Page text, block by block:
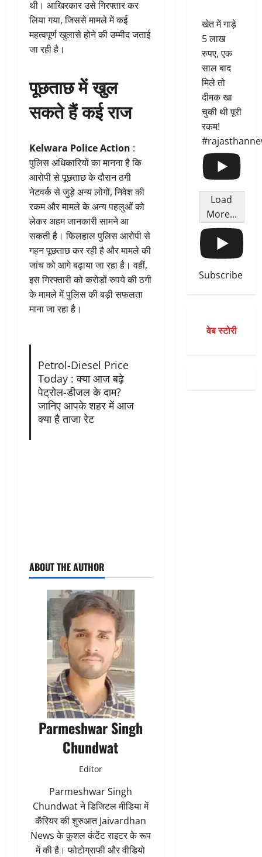
थी। आखिरकार उसे गिरफ्तार कर
लिया गया, जिससे मामले में कई
महत्वपूर्ण खुलासे होने की उम्मीद जताई
जा रही है।
पूछताछ में खुल
सकते हैं कई राज
Kelwara Police Action :
पुलिस अधिकारियों का मानना है कि
आरोपी से पूछताछ के दौरान ठगी
नेटवर्क से जुड़े अन्य लोगों, निवेश की
रकम और मामले के अन्य पहलुओं को
लेकर अहम जानकारी सामने आ
सकती है। फिलहाल पुलिस आरोपी से
गहन पूछताछ कर रही है और मामले की
जांच को आगे बढ़ाया जा रहा है। वहीं,
इस गिरफ्तारी को करोड़ों रुपये की ठगी
के मामले में पुलिस की बड़ी सफलता
माना जा रहा है।
Petrol-Diesel Price
Today : क्या आज बढ़े
पेट्रोल-डीजल के दाम?
जानिए आपके शहर में आज
क्या है ताजा रेट
ABOUT THE AUTHOR
Parmeshwar Singh
Chundwat
Editor
Parmeshwar Singh
Chundwat ने डिजिटल मीडिया में
कॅरियर की शुरुआत Jaivardhan
News के कुशल कंटेंट राइटर के रूप
में की है। फोटोग्राफी और वीडियो
खेत में गाड़े
5 लाख
रुपए, एक
साल बाद
मिले तो
दीमक खा
चुकी थी पूरी
रकम!
Load
More...
Subscribe
वेब स्टोरी